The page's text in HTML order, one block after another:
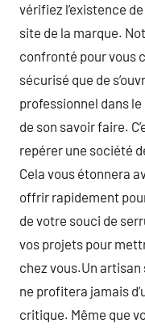
vérifiez l’existence
site de la marque.
confronté pour vous
sécurisé que de
professionnel dans
de son savoir faire.
repérer une société
Cela vous étonnera
offrir rapidement
de votre souci de
vos projets pour
chez vous.Un
ne profitera jamais
critique. Même que